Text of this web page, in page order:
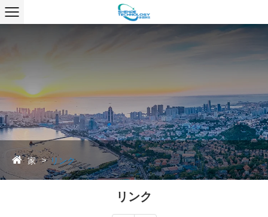
家 リンク
リンク